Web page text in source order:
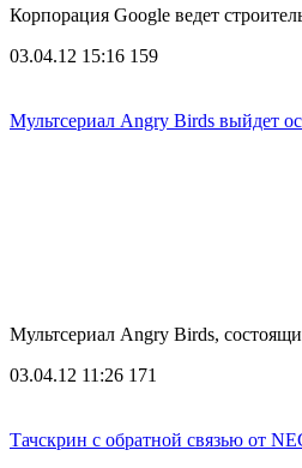
Корпорация Google ведет
03.04.12 15:16 159
Мультсериал Angry Birds выйдет
Мультсериал Angry Birds,
03.04.12 11:26 171
Тачскрин с обратной связью от